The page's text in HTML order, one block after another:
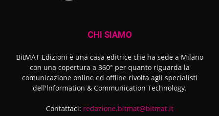
CHI SIAMO
BitMAT Edizioni è una casa editrice che ha sede a Milano
con una copertura a 360° per quanto riguarda la
comunicazione online ed offline rivolta agli specialisti
dell'lnformation & Communication Technology.
Contattaci: redazione.bitmat@bitmat.it